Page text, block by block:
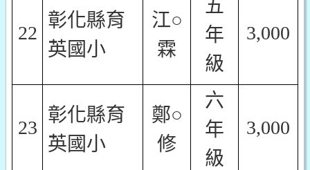
22
彰化縣育
英國小
江○
霖
五
年
級
3,000
23
彰化縣育
英國小
鄭○
修
六
年
級
3,000